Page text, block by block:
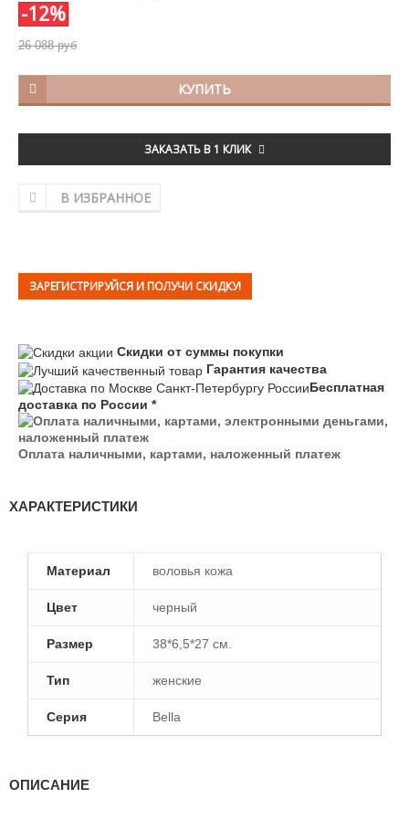
-12%
26 088 руб
КУПИТЬ
ЗАКАЗАТЬ В 1 КЛИК
В ИЗБРАННОЕ
ЗАРЕГИСТРИРУЙСЯ И ПОЛУЧИ СКИДКУ!
Скидки от суммы покупки
Гарантия качества
Бесплатная
доставка по России *
Оплата наличными, картами, наложенный платеж
ХАРАКТЕРИСТИКИ
Материал воловья кожа
Цвет черный
Размер 38*6,5*27 см.
Тип женские
Серия Bella
ОПИСАНИЕ